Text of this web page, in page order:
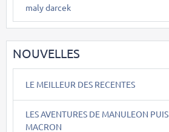
maly darcek
NOUVELLES
LE MEILLEUR DES RECENTES
LES AVENTURES DE MANULEON
MACRON